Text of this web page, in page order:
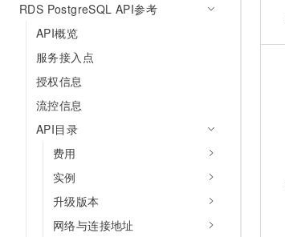
RDS PostgreSQL API参考
API概览
服务接入点
授权信息
流控信息
API目录
费用
实例
升级版本
网络与连接地址